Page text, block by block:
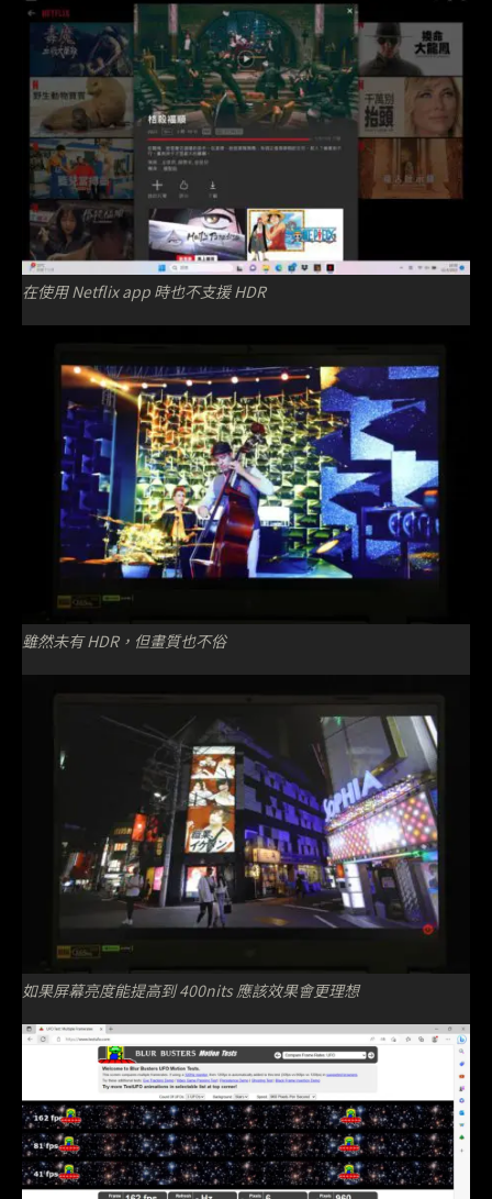
在使用 Netflix app 時也不支援 HDR
雖然未有 HDR，但畫質也不俗
如果屏幕亮度能提高到 400nits 應該效果會更理想